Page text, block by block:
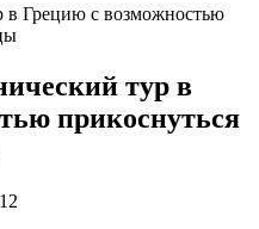
в Грецию с возможностью
тур в
прикоснуться